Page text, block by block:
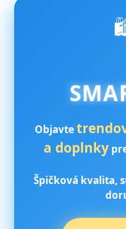
Objavte
a doplnky
Špičková kvalita,